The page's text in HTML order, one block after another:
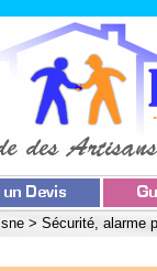
> Sécurité, alarme